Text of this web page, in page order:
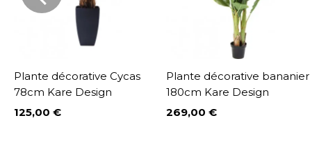
Plante décorative Cycas
78cm Kare Design
Prix
125,00 €
Plante décorative bananier
180cm Kare Design
Prix
269,00 €